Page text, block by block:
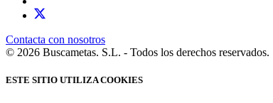
Contacta con nosotros
© 2026 Buscametas. S.L. - Todos los derechos reservados.
ESTE SITIO UTILIZA COOKIES